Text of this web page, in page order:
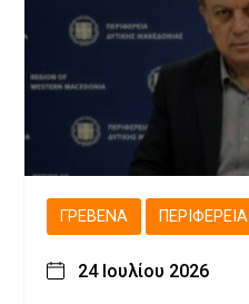
ΓΡΕΒΕΝΆ ΠΕΡΙΦΈΡΕΙΑ
24 Ιουλίου 2026